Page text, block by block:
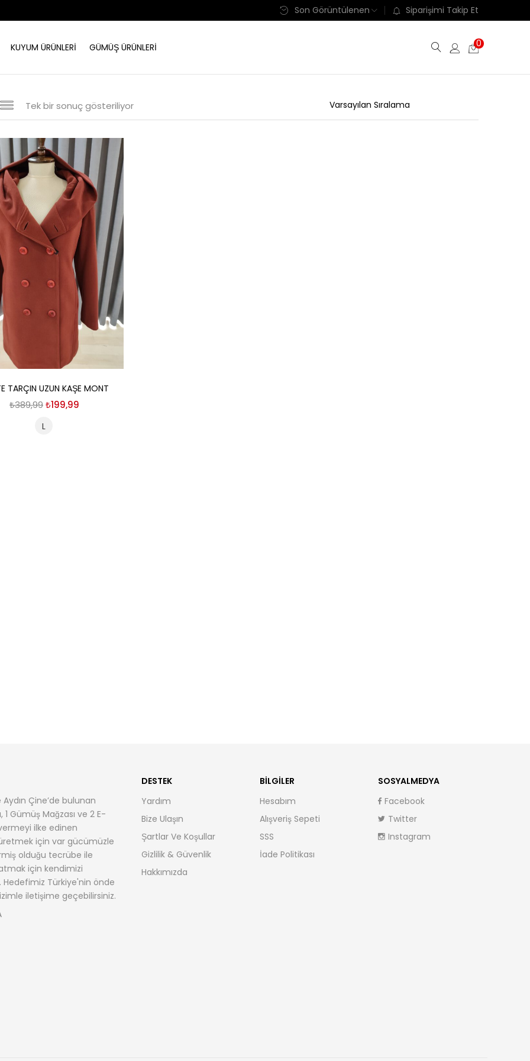
Siparişimi Takip Et
Son Görüntülenen
KUYUM ÜRÜNLERI GÜMÜŞ ÜRÜNLERI 0
Tek bir sonuç gösteriliyor
TARÇIN UZUN KAŞE MONT
₺389,99 Orijinal
₺199,99Şu
L
Çine’de bulunan
Gümüş Mağzası ve 2 E-
ilke edinen
için var gücümüzle
olduğu tecrübe ile
için kendimizi
Türkiye'nin önde
iletişime geçebilirsiniz.
DESTEK
Yardım
Bize Ulaşın
Şartlar Ve Koşullar
Gizlilik & Güvenlik
Hakkımızda
BILGILER
Hesabım
Alışveriş Sepeti
SSS
İade Politikası
SOSYALMEDYA
Facebook
Twitter
Instagram